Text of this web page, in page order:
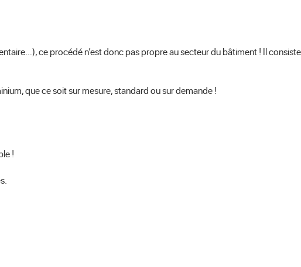
ce procédé n’est donc pas propre au secteur du bâtiment ! Il consiste
que ce soit sur mesure, standard ou sur demande !
!